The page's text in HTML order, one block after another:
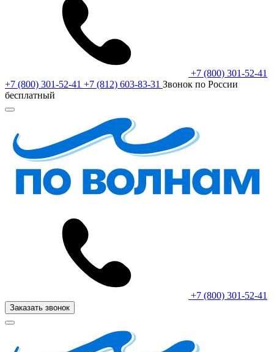
+7 (800) 301-52-41
+7 (800) 301-52-41 +7 (812) 603-83-31 Звонок по России
бесплатный
+7 (800) 301-52-41
Заказать звонок